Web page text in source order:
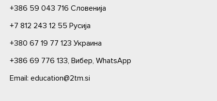
+386 59 043 716 Словениjа
+7 812 243 12 55 Русија
+380 67 19 77 123 Украина
+386 69 776 133, Вибер, WhatsApp
Email: education@2tm.si